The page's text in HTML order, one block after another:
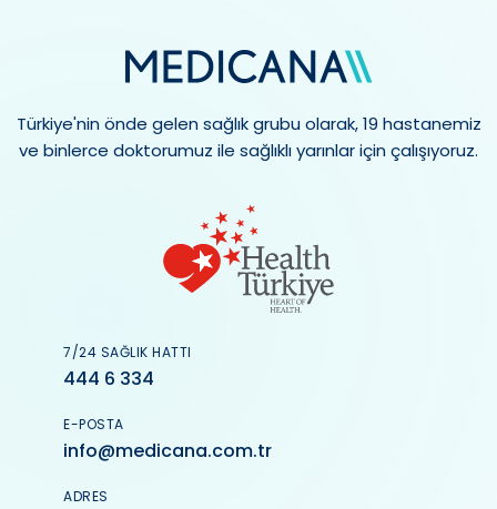
Türkiye'nin önde gelen sağlık grubu olarak, 19 hastanemiz
ve binlerce doktorumuz ile sağlıklı yarınlar için çalışıyoruz.
7/24 SAĞLIK HATTI
444 6 334
E-POSTA
info@medicana.com.tr
ADRES